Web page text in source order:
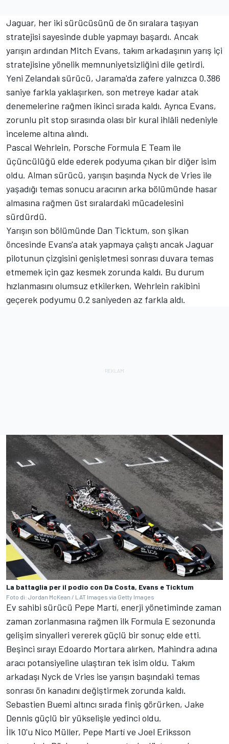
Jaguar, her iki sürücüsünü de ön sıralara taşıyan
stratejisi sayesinde duble yapmayı başardı. Ancak
yarışın ardından Mitch Evans, takım arkadaşının yarış içi
stratejisine yönelik memnuniyetsizliğini dile getirdi.
Yeni Zelandalı sürücü, Jarama'da zafere yalnızca 0.386
saniye farkla yaklaşırken, son metreye kadar atak
denemelerine rağmen ikinci sırada kaldı. Ayrıca Evans,
zorunlu pit stop sırasında olası bir kural ihlâli nedeniyle
inceleme altına alındı.
Pascal Wehrlein, Porsche Formula E Team ile
üçüncülüğü elde ederek podyuma çıkan bir diğer isim
oldu. Alman sürücü, yarışın başında Nyck de Vries ile
yaşadığı temas sonucu aracının arka bölümünde hasar
almasına rağmen üst sıralardaki mücadelesini
sürdürdü.
Yarışın son bölümünde Dan Ticktum, son şikan
öncesinde Evans'a atak yapmaya çalıştı ancak Jaguar
pilotunun çizgisini genişletmesi sonrası duvara temas
etmemek için gaz kesmek zorunda kaldı. Bu durum
hızlanmasını olumsuz etkilerken, Wehrlein rakibini
geçerek podyumu 0.2 saniyeden az farkla aldı.
La battaglia per il podio con Da Costa, Evans e Ticktum
Foto di: Jordan McKean / LAT Images via Getty Images
Ev sahibi sürücü Pepe Martí, enerji yönetiminde zaman
zaman zorlanmasına rağmen ilk Formula E sezonunda
gelişim sinyalleri vererek güçlü bir sonuç elde etti.
Beşinci sırayı Edoardo Mortara alırken, Mahindra adına
aracı potansiyeline ulaştıran tek isim oldu. Takım
arkadaşı Nyck de Vries ise yarışın başındaki temas
sonrası ön kanadını değiştirmek zorunda kaldı.
Sebastien Buemi altıncı sırada finiş görürken, Jake
Dennis güçlü bir yükselişle yedinci oldu.
İlk 10'u Nico Müller, Pepe Martí ve Joel Eriksson